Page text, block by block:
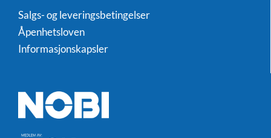
Salgs- og leveringsbetingelser
Åpenhetsloven
Informasjonskapsler